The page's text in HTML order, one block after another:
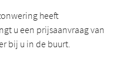
heeft
u een prijsaanvraag van
bij u in de buurt.